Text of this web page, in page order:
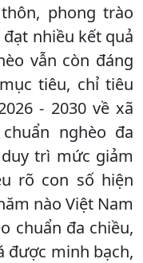
phong trào
nhiều kết quả
vẫn còn đáng
tiêu, chỉ tiêu
- 2030 về xã
nghèo đa
duy trì mức giảm
rõ con số hiện
nào Việt Nam
chuẩn đa chiều,
được minh bạch,